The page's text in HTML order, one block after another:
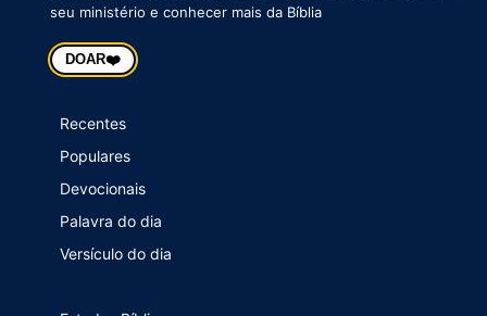
seu ministério e conhecer mais da Bíblia
DOAR❤️
Recentes
Populares
Devocionais
Palavra do dia
Versículo do dia